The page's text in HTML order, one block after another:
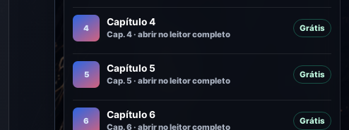
4
Capítulo 4
Cap. 4 · abrir no leitor completo
Grátis
5
Capítulo 5
Cap. 5 · abrir no leitor completo
Grátis
6
Capítulo 6
Cap. 6 · abrir no leitor completo
Grátis